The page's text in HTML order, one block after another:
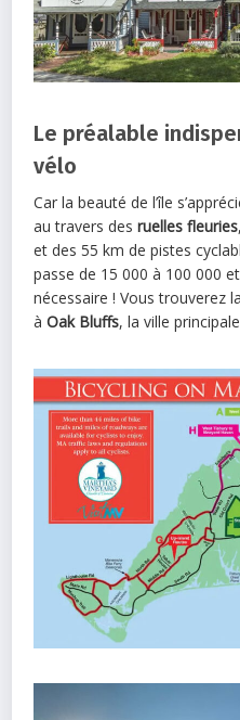
Le préalable
vélo
Car la beauté de l’île
au travers desruelles fleuries
et des 55 km de pistes
passe de 15 000 à 100 000
nécessaire ! Vous trouverez
àOak Bluffs, la ville principale